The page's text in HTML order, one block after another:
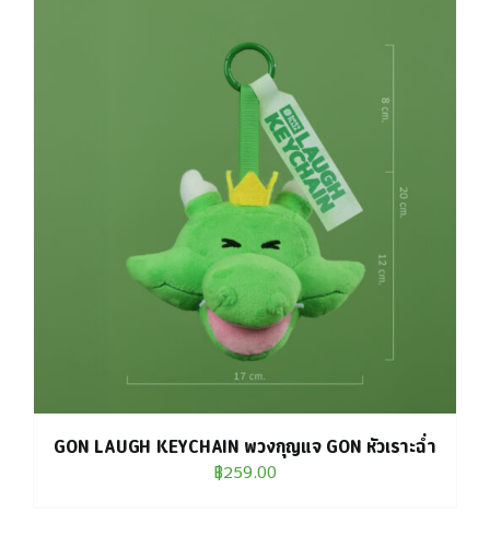
GON LAUGH KEYCHAIN พวงกุญแจ GON หัวเราะฉ่ำ
฿259.00